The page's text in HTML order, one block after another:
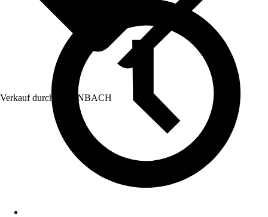
Verkauf durch: HORNBACH